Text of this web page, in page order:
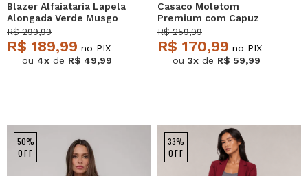
Blazer Alfaiataria Lapela
Alongada Verde Musgo
Salvatore
R$ 299,99
R$ 189,99 no PIX
ou 4x de R$ 49,99
Casaco Moletom
Premium com Capuz
Preto Salvatore
R$ 259,99
R$ 170,99 no PIX
ou 3x de R$ 59,99
50%
OFF
33%
OFF